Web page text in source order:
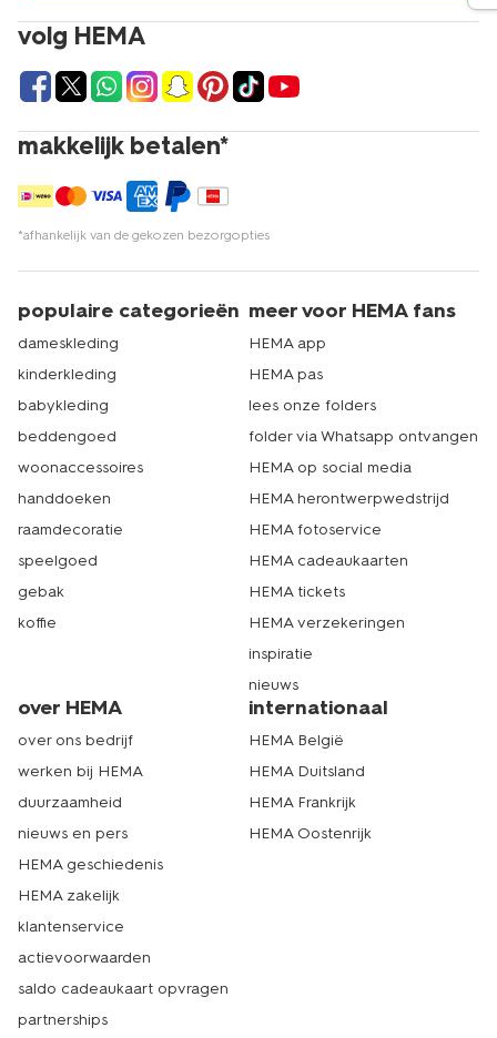
volg HEMA
makkelijk betalen*
*afhankelijk van de gekozen bezorgopties
populaire categorieën
dameskleding
kinderkleding
babykleding
beddengoed
woonaccessoires
handdoeken
raamdecoratie
speelgoed
gebak
koffie
meer voor HEMA fans
HEMA app
HEMA pas
lees onze folders
folder via Whatsapp ontvangen
HEMA op social media
HEMA herontwerpwedstrijd
HEMA fotoservice
HEMA cadeaukaarten
HEMA tickets
HEMA verzekeringen
inspiratie
nieuws
over HEMA
over ons bedrijf
werken bij HEMA
duurzaamheid
nieuws en pers
HEMA geschiedenis
HEMA zakelijk
klantenservice
actievoorwaarden
saldo cadeaukaart opvragen
partnerships
internationaal
HEMA België
HEMA Duitsland
HEMA Frankrijk
HEMA Oostenrijk